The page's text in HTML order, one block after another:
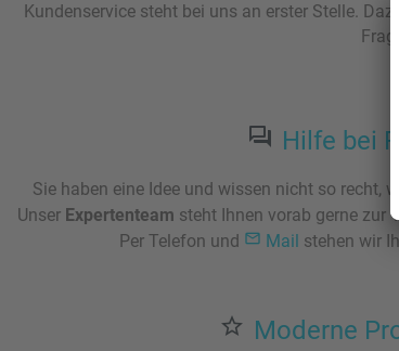
Kundenservice steht bei uns an erster Stelle.
Hilfe bei
Sie haben eine Idee und wissen nicht so recht,
Unser Expertenteam steht Ihnen vorab gerne zur
Per Telefon und
Mail stehen wir
Moderne